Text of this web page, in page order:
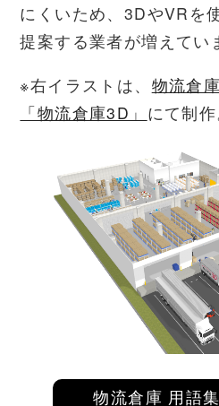
にくいため、3DやVRを
提案する業者が増えてい
※右イラストは、 物流倉
「物流倉庫3D」 にて制作
物流倉庫 用語